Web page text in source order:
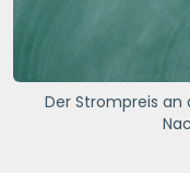
Der Strompreis an